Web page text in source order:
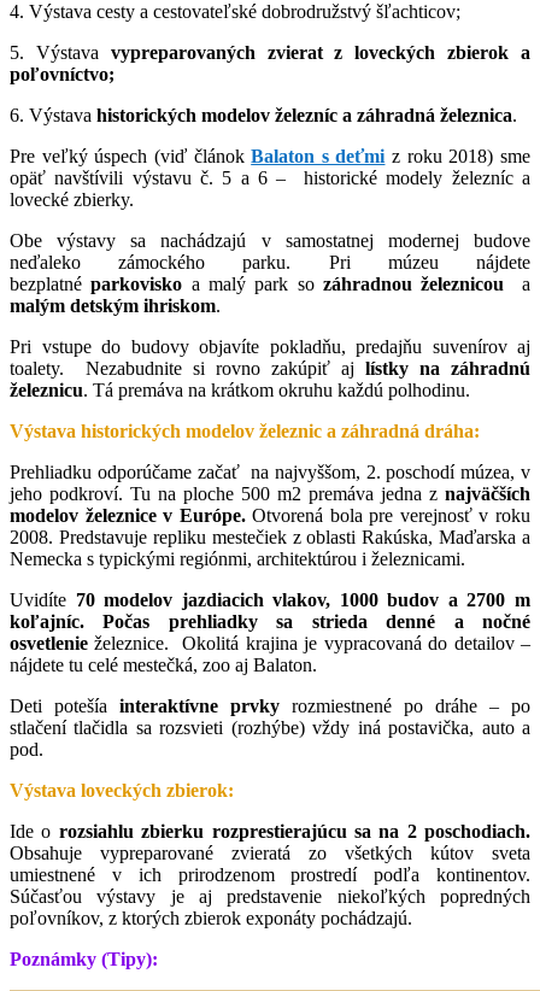
4. Výstava cesty a cestovateľské dobrodružstvý šľachticov;
5. Výstava vypreparovaných zvierat z loveckých zbierok a
poľovníctvo;
6. Výstava historických modelov železníc a záhradná železnica.
Pre veľký úspech (viď článokBalaton s deťmi z roku 2018) sme
opäť navštívili výstavu č. 5 a 6 – historické modely železníc a
lovecké zbierky.
Obe výstavy sa nachádzajú v samostatnej modernej budove
neďaleko zámockého parku. Pri múzeu nájdete
bezplatnéparkovisko a malý park sozáhradnou železnicou
a
malým detským ihriskom.
Pri vstupe do budovy objavíte pokladňu, predajňu suvenírov aj
toalety. Nezabudnite si rovno zakúpiť aj lístky na záhradnú
železnicu. Tá premáva na krátkom okruhu každú polhodinu.
Výstava historických modelov železnic a záhradná dráha:
Prehliadku odporúčame začať na najvyššom, 2. poschodí múzea, v
jeho podkroví. Tu na ploche 500 m2 premáva jedna z najväčších
modelov železnice v Európe.Otvorená bola pre verejnosť v roku
2008. Predstavuje repliku mestečiek z oblasti Rakúska, Maďarska a
Nemecka s typickými regiónmi, architektúrou i železnicami.
Uvidíte 70 modelov jazdiacich vlakov, 1000 budov a 2700 m
koľajníc. Počas prehliadky sa strieda denné a nočné
osvetlenieželeznice. Okolitá krajina je vypracovaná do detailov –
nájdete tu celé mestečká, zoo aj Balaton.
Deti potešía interaktívne prvky rozmiestnené po dráhe – po
stlačení tlačidla sa rozsvieti (rozhýbe) vždy iná postavička, auto a
pod.
Výstava loveckých zbierok:
Ide o rozsiahlu zbierku rozprestierajúcu sa na 2 poschodiach.
Obsahuje vypreparované zvieratá zo všetkých kútov sveta
umiestnené v ich prirodzenom prostredí podľa kontinentov.
Súčasťou výstavy je aj predstavenie niekoľkých popredných
poľovníkov, z ktorých zbierok exponáty pochádzajú.
Poznámky (Tipy):